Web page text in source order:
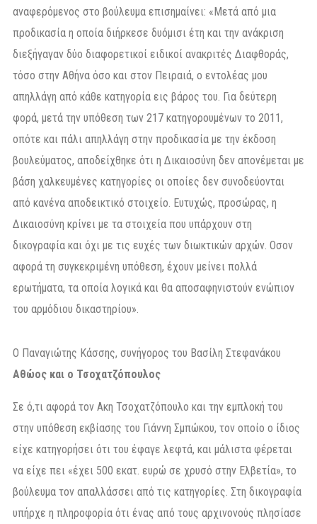
αναφερόμενος στο βούλευμα επισημαίνει: «Μετά από μια
προδικασία η οποία διήρκεσε δυόμισι έτη και την ανάκριση
διεξήγαγαν δύο διαφορετικοί ειδικοί ανακριτές Διαφθοράς,
τόσο στην Αθήνα όσο και στον Πειραιά, ο εντολέας μου
απηλλάγη από κάθε κατηγορία εις βάρος του. Για δεύτερη
φορά, μετά την υπόθεση των 217 κατηγορουμένων το 2011,
οπότε και πάλι απηλλάγη στην προδικασία με την έκδοση
βουλεύματος, αποδείχθηκε ότι η Δικαιοσύνη δεν απονέμεται με
βάση χαλκευμένες κατηγορίες οι οποίες δεν συνοδεύονται
από κανένα αποδεικτικό στοιχείο. Ευτυχώς, προσώρας, η
Δικαιοσύνη κρίνει με τα στοιχεία που υπάρχουν στη
δικογραφία και όχι με τις ευχές των διωκτικών αρχών. Οσον
αφορά τη συγκεκριμένη υπόθεση, έχουν μείνει πολλά
ερωτήματα, τα οποία λογικά και θα αποσαφηνιστούν ενώπιον
του αρμόδιου δικαστηρίου».
Ο Παναγιώτης Κάσσης, συνήγορος του Βασίλη Στεφανάκου
Αθώος και ο Τσοχατζόπουλος
Σε ό,τι αφορά τον Ακη Τσοχατζόπουλο και την εμπλοκή του
στην υπόθεση εκβίασης του Γιάννη Σμπώκου, τον οποίο ο ίδιος
είχε κατηγορήσει ότι του έφαγε λεφτά, και μάλιστα φέρεται
να είχε πει «έχει 500 εκατ. ευρώ σε χρυσό στην Ελβετία», το
βούλευμα τον απαλλάσσει από τις κατηγορίες. Στη δικογραφία
υπήρχε η πληροφορία ότι ένας από τους αρχινονούς πλησίασε